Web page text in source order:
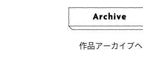
作品アーカイブへ